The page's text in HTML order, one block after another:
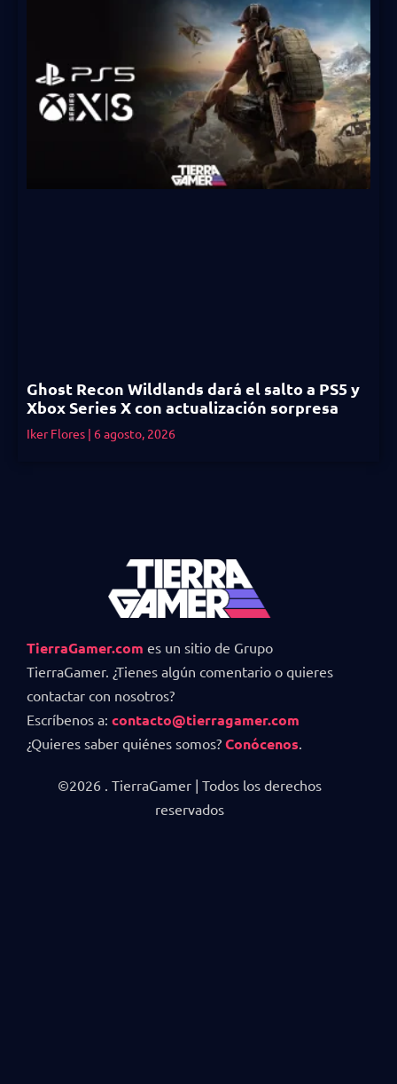
Ghost Recon Wildlands dará el salto a PS5 y
Xbox Series X con actualización sorpresa
Iker Flores 6 agosto, 2026
TierraGamer.com es un sitio de Grupo
TierraGamer. ¿Tienes algún comentario o quieres
contactar con nosotros?
Escríbenos a: contacto@tierragamer.com
¿Quieres saber quiénes somos? Conócenos.
©2026 . TierraGamer | Todos los derechos
reservados